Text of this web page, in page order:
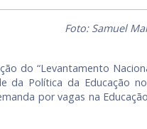
Foto: Samuel
do “Levantamento
da Política da Educação
por vagas na